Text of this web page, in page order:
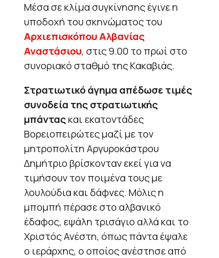
Μέσα σε κλίμα συγκίνησης έγινε η
υποδοχή του σκηνώματος του
Αρχιεπισκόπου Αλβανίας
Αναστάσιου, στις 9.00 το πρωί στο
συνοριακό σταθμό της Κακαβιάς.
Στρατιωτικό άγημα απέδωσε τιμές
συνοδεία της στρατιωτικής
μπάνταςκαι εκατοντάδες
Βορειοπειρώτες μαζί με τον
μητροπολίτη Αργυροκάστρου
Δημήτριο βρίσκονταν εκεί για να
τιμήσουν τον ποιμένα τους με
λουλούδια και δάφνες. Μόλις η
μπομπή πέρασε στο αλβανικό
έδαφος, εψάλη τρισάγιο αλλά και το
Χριστός Ανέστη, όπως πάντα έψαλε
ο ιεράρχης, ο οποίος ανέστησε από